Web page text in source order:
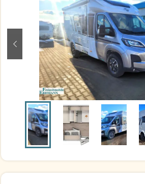
zurück